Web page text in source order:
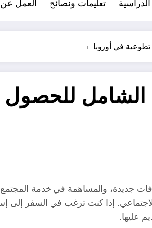
الدراسية تعليمات ونصائح العمل عن
في أوروبا
الشامل
جديدة، والمساهمة في خدمة المجتمع.
إذا كنت ترغب في السفر إلى
عليها.